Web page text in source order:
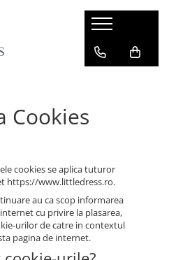
Cookies
cookies se aplica tuturor
https://www.littledress.ro.
au ca scop informarea
cu privire la plasarea,
urilor de catre in contextul
pagina de internet.